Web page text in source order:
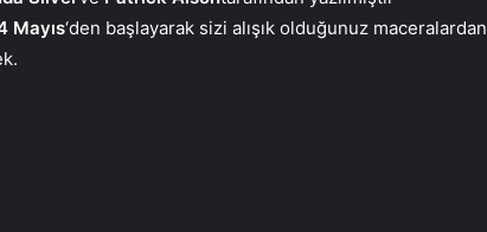
Mayıs‘den başlayarak sizi alışık olduğunuz maceralardan